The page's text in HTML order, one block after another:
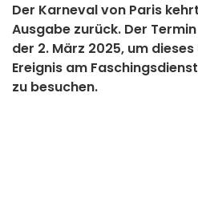
Der Karneval von Paris
Ausgabe zurück. Der
der 2. März 2025, um
Ereignis am
zu besuchen.